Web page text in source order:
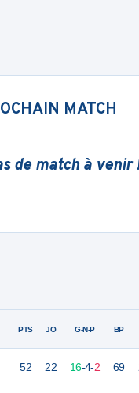
MATCH
de match à venir
PTS JO G-N-P BP
52 22 16-4-2 69